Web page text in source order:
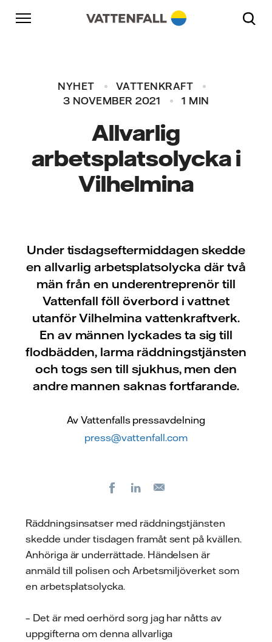
Skip to content
Gå till huvudnavigeringen
Gå till sidfoten
NYHET
VATTENKRAFT
3 NOVEMBER 2021
1 MIN
Allvarlig
arbetsplatsolycka i
Vilhelmina
Under tisdagseftermiddagen skedde
en allvarlig arbetsplatsolycka där två
män från en underentreprenör till
Vattenfall föll överbord i vattnet
utanför Vilhelmina vattenkraftverk.
En av männen lyckades ta sig till
flodbädden, larma räddningstjänsten
och togs sen till sjukhus, men den
andre mannen saknas fortfarande.
Av Vattenfalls pressavdelning
press@vattenfall.com
FacebookLinkedIn
Räddningsinsatser med räddningstjänsten
skedde under tisdagen framåt sent på kvällen.
Anhöriga är underrättade. Händelsen är
anmäld till polisen och Arbetsmiljöverket som
en arbetsplatsolycka.
– Det är med oerhörd sorg jag har nåtts av
uppgifterna om denna allvarliga
Gå till huvudnavigeringen